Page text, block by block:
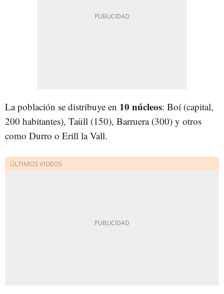
La población se distribuye en 10 núcleos: Boí (capital,
200 habitantes), Taüll (150), Barruera (300) y otros
como Durro o Erill la Vall.